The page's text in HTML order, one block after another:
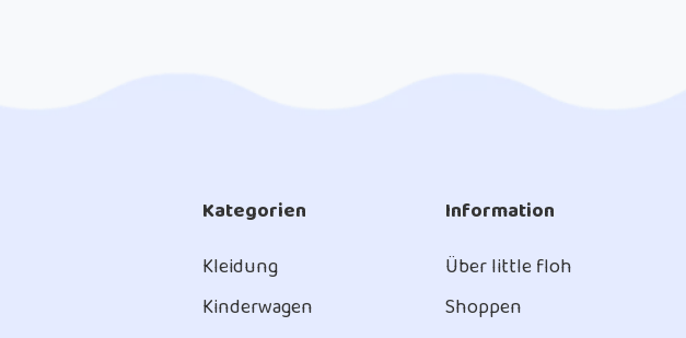
Kategorien
Kleidung
Kinderwagen
Information
Über little floh
Shoppen